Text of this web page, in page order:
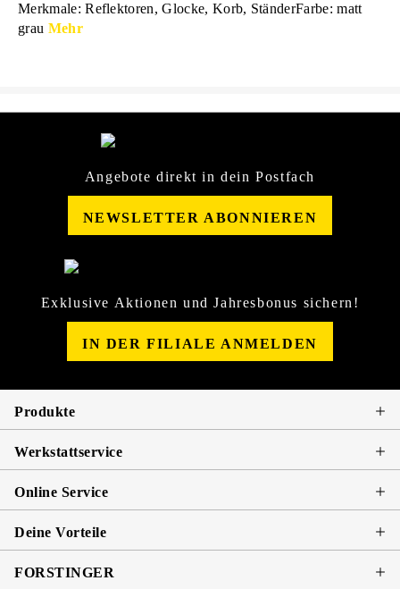
Merkmale: Reflektoren, Glocke, Korb, StänderFarbe: matt
grau Mehr
Angebote direkt in dein Postfach
NEWSLETTER ABONNIEREN
Exklusive Aktionen und Jahresbonus sichern!
IN DER FILIALE ANMELDEN
Produkte
Werkstattservice
Online Service
Deine Vorteile
FORSTINGER